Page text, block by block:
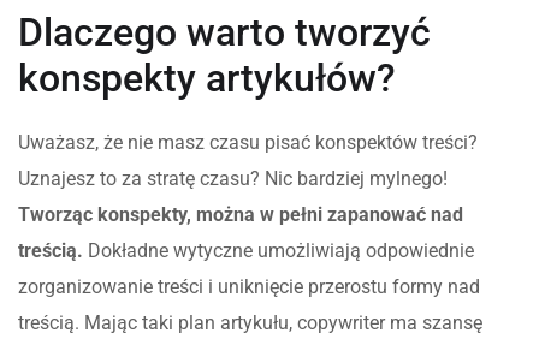
Dlaczego warto tworzyć
konspekty artykułów?
Uważasz, że nie masz czasu pisać konspektów treści?
Uznajesz to za stratę czasu? Nic bardziej mylnego!
Tworząc konspekty, można w pełni zapanować nad
treścią. Dokładne wytyczne umożliwiają odpowiednie
zorganizowanie treści i uniknięcie przerostu formy nad
treścią. Mając taki plan artykułu, copywriter ma szansę